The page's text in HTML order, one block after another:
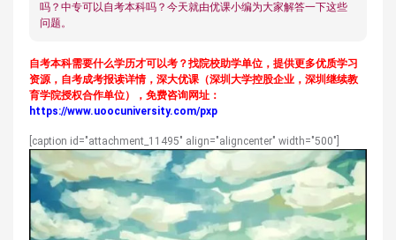
吗？中专可以自考本科吗？今天就由优课小编为大家解答一下这些
问题。
自考本科需要什么学历才可以考？找院校助学单位，提供更多优质学习
资源，自考成考报读详情，深大优课（深圳大学控股企业，深圳继续教
育学院授权合作单位），免费咨询网址：
https://www.uoocuniversity.com/pxp
[caption id="attachment_11495" align="aligncenter" width="500"]